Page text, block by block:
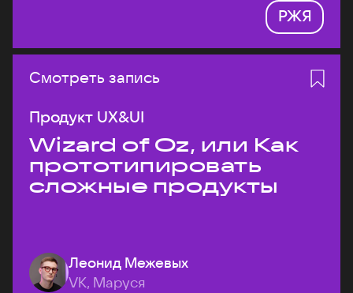
РЖЯ
Смотреть запись
Продукт UX&UI
Wizard of Oz, или Как
прототипировать
сложные продукты
Леонид Межевых
VK, Маруся